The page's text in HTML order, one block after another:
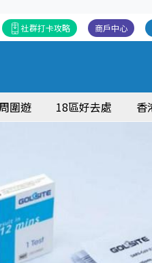
商戶中心
社群打卡攻略
圍遊 18區好去處 香